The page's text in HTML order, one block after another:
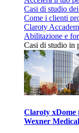
Casi di studio
Come i clienti
Claroty
Abilitazione e
Casi di studio in
Claroty xDome
Wexner